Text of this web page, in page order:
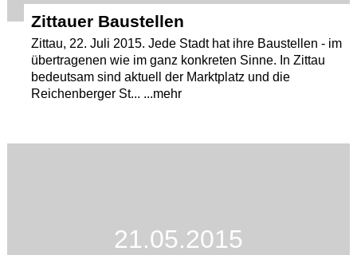
Zittauer Baustellen
Zittau, 22. Juli 2015. Jede Stadt hat ihre Baustellen - im
übertragenen wie im ganz konkreten Sinne. In Zittau
bedeutsam sind aktuell der Marktplatz und die
Reichenberger St... ...mehr
21.05.2015